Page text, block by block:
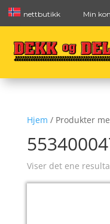
nettbutikk Min
Hjem / Produkter
Viser det ene